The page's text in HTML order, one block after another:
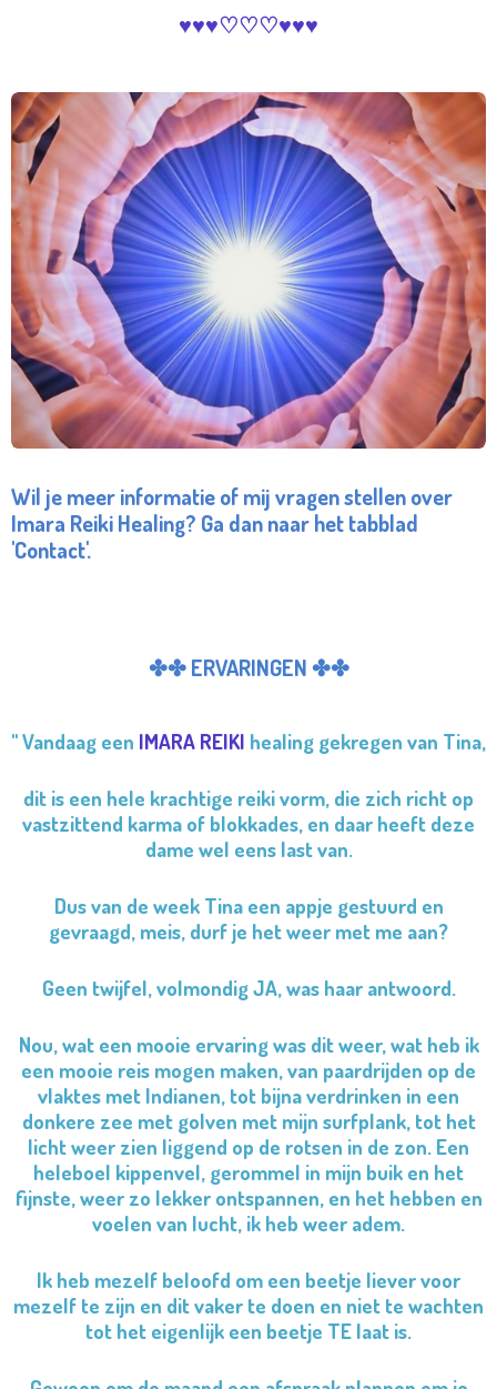
♥︎♥︎♥︎♡♡♡♥︎♥︎♥︎
Wil je meer informatie of mij vragen stellen over
Imara Reiki Healing? Ga dan naar het tabblad
'Contact'.
✤✤ ERVARINGEN ✤✤
" Vandaag een IMARA REIKI healing gekregen van Tina,
dit is een hele krachtige reiki vorm, die zich richt op
vastzittend karma of blokkades, en daar heeft deze
dame wel eens last van.
Dus van de week Tina een appje gestuurd en
gevraagd, meis, durf je het weer met me aan?
Geen twijfel, volmondig JA, was haar antwoord.
Nou, wat een mooie ervaring was dit weer, wat heb ik
een mooie reis mogen maken, van paardrijden op de
vlaktes met Indianen, tot bijna verdrinken in een
donkere zee met golven met mijn surfplank, tot het
licht weer zien liggend op de rotsen in de zon. Een
heleboel kippenvel, gerommel in mijn buik en het
fijnste, weer zo lekker ontspannen, en het hebben en
voelen van lucht, ik heb weer adem.
Ik heb mezelf beloofd om een beetje liever voor
mezelf te zijn en dit vaker te doen en niet te wachten
tot het eigenlijk een beetje TE laat is.